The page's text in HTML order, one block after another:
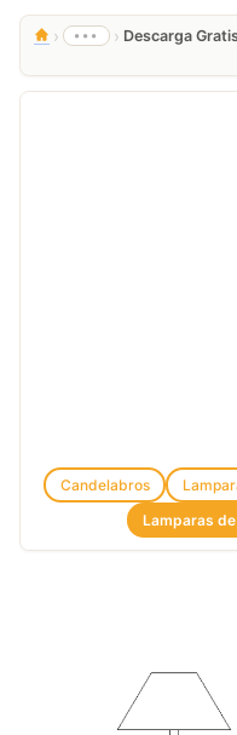
› ••• ›
Candelabros
Lamparas